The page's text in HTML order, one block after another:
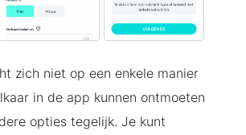
zich niet op een enkele manier
in de app kunnen ontmoeten
opties tegelijk. Je kunt